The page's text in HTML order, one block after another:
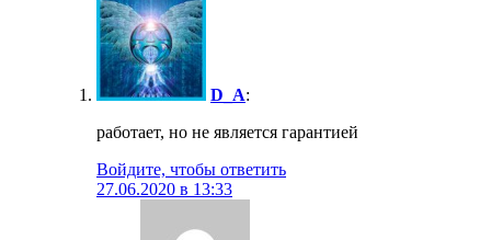
D_A:
работает, но не является гарантией
Войдите, чтобы ответить
27.06.2020 в 13:33